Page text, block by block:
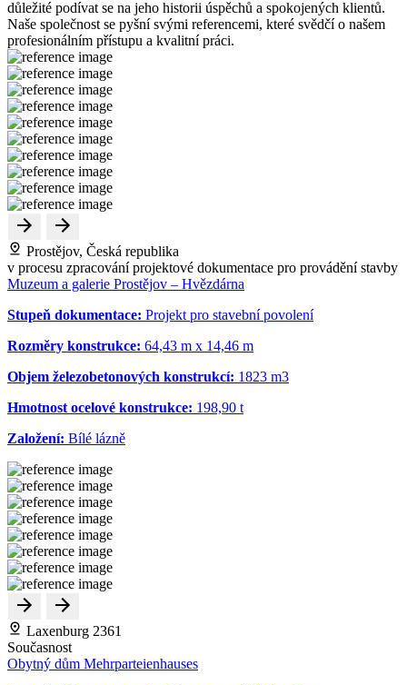
důležité podívat se na jeho historii úspěchů a spokojených klientů.
Naše společnost se pyšní svými referencemi, které svědčí o našem
profesionálním přístupu a kvalitní práci.
Prostějov, Česká republika
v procesu zpracování projektové dokumentace pro provádění stavby
Muzeum a galerie Prostějov – Hvězdárna
Stupeň dokumentace: Projekt pro stavební povolení
Rozměry konstrukce: 64,43 m x 14,46 m
Objem železobetonových konstrukcí: 1823 m3
Hmotnost ocelové konstrukce: 198,90 t
Založení: Bílé lázně
Laxenburg 2361
Současnost
Obytný dům Mehrparteienhauses